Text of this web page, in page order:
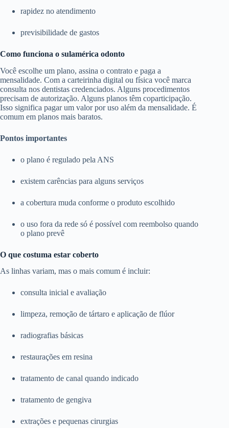
rapidez no atendimento
previsibilidade de gastos
Como funciona o sulamérica odonto
Você escolhe um plano, assina o contrato e paga a
mensalidade. Com a carteirinha digital ou física você marca
consulta nos dentistas credenciados. Alguns procedimentos
precisam de autorização. Alguns planos têm coparticipação.
Isso significa pagar um valor por uso além da mensalidade. É
comum em planos mais baratos.
Pontos importantes
o plano é regulado pela ANS
existem carências para alguns serviços
a cobertura muda conforme o produto escolhido
o uso fora da rede só é possível com reembolso quando
o plano prevê
O que costuma estar coberto
As linhas variam, mas o mais comum é incluir:
consulta inicial e avaliação
limpeza, remoção de tártaro e aplicação de flúor
radiografias básicas
restaurações em resina
tratamento de canal quando indicado
tratamento de gengiva
extrações e pequenas cirurgias